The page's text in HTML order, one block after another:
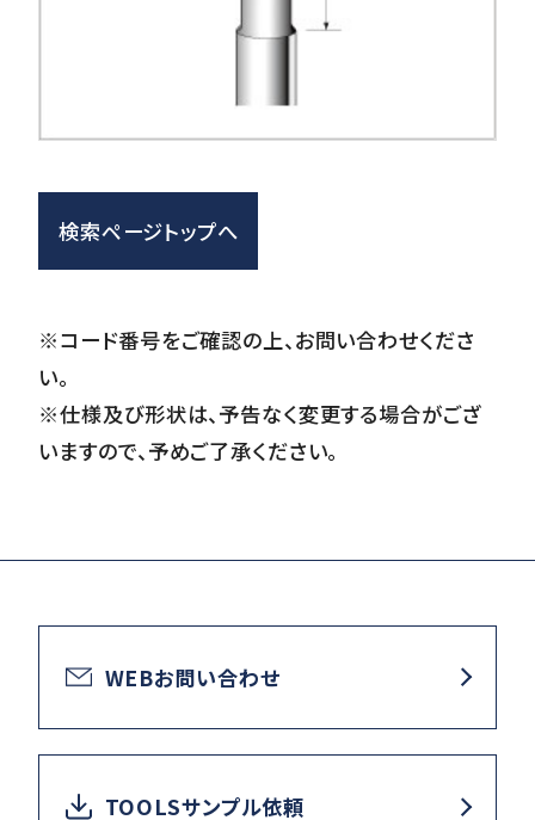
検索ページトップへ
※コード番号をご確認の上、お問い合わせくださ
い。
※仕様及び形状は、予告なく変更する場合がござ
いますので、予めご了承ください。
WEBお問い合わせ
TOOLSサンプル依頼